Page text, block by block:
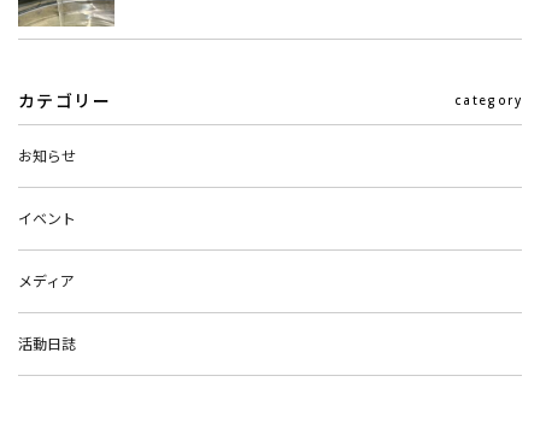
カテゴリー category
お知らせ
イベント
メディア
活動日誌